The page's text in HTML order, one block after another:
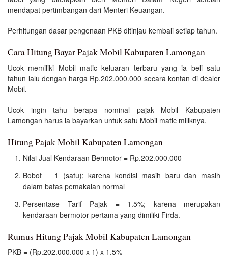
mendapat pertimbangan dari Menteri Keuangan.
Perhitungan dasar pengenaan PKB ditinjau kembali setiap tahun.
Cara Hitung Bayar Pajak Mobil Kabupaten Lamongan
Ucok memiliki Mobil matic keluaran terbaru yang ia beli satu
tahun lalu dengan harga Rp.202.000.000 secara kontan di dealer
Mobil.
Ucok ingin tahu berapa nominal pajak Mobil Kabupaten
Lamongan harus ia bayarkan untuk satu Mobil matic miliknya.
Hitung Pajak Mobil Kabupaten Lamongan
Nilai Jual Kendaraan Bermotor = Rp.202.000.000
Bobot = 1 (satu); karena kondisi masih baru dan masih
dalam batas pemakaian normal
Persentase Tarif Pajak = 1.5%; karena merupakan
kendaraan bermotor pertama yang dimiliki Firda.
Rumus Hitung Pajak Mobil Kabupaten Lamongan
PKB = (Rp.202.000.000 x 1) x 1.5%